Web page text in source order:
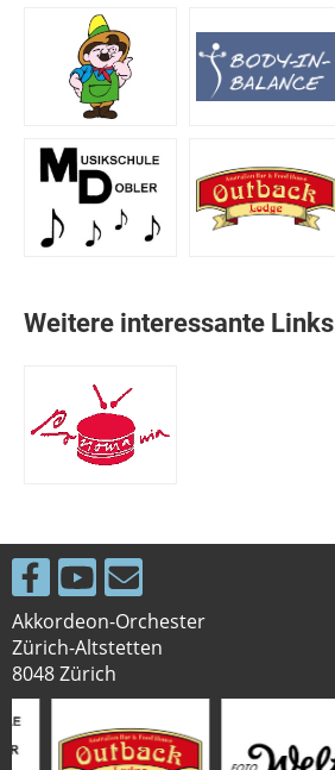
Weitere interessante Links
Akkordeon-Orchester
Zürich-Altstetten
8048 Zürich